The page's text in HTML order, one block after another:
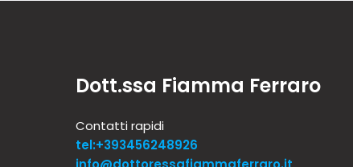
Dott.ssa Fiamma Ferraro
Contatti rapidi
tel:+393456248926